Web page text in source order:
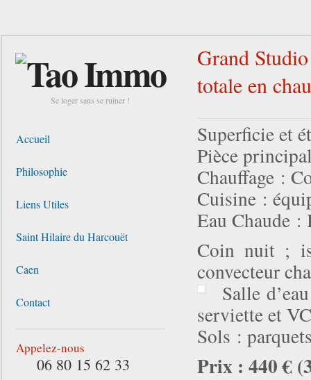
Se loger sans se ruiner !
Accueil
Philosophie
Liens Utiles
Saint Hilaire du Harcouët
Caen
Contact
Grand
totale en
Superficie et
Pièce
Chauffage :
Cuisine :
Eau Chaude
Coin nuit ;
convecteur
Salle
serviette et
Sols :
Prix : 440 €
Appelez-nous
06 80 15 62 33